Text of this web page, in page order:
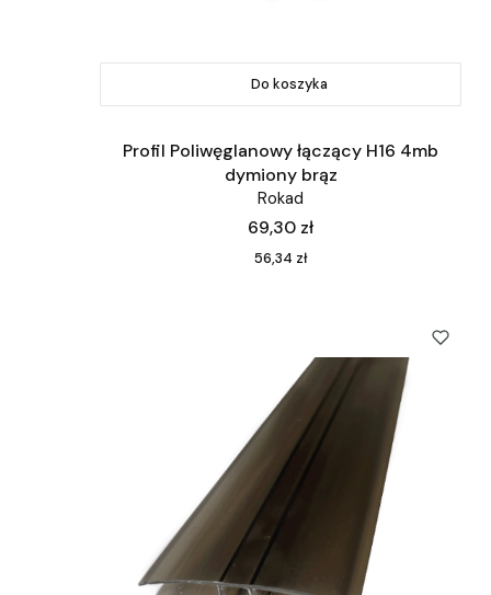
Do koszyka
Profil Poliwęglanowy łączący H16 4mb
dymiony brąz
Rokad
Cena
69,30 zł
Cena
56,34 zł